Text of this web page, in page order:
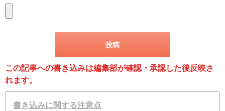
この記事への書き込みは編集部が確認・承認した後反映さ
れます。
書き込みに関する注意点